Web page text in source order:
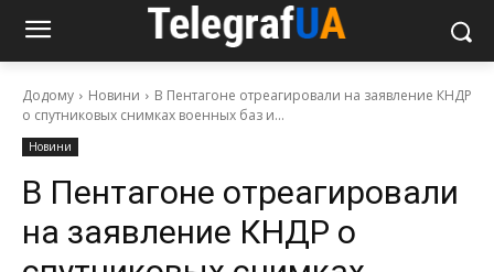
Додому Новини
В Пентагоне отреагировали на заявление КНДР
о спутниковых снимках военных баз и...
Новини
В Пентагоне отреагировали
на заявление КНДР о